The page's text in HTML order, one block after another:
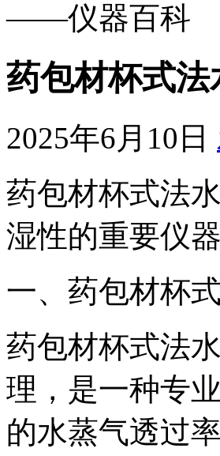
——仪器百科
药包材杯式
2025年6月10日
药包材杯式法
湿性的重要仪
一、药包材杯
药包材杯式法
理，是一种专
的水蒸气透过